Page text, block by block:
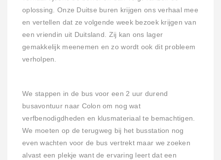
oplossing. Onze Duitse buren krijgen ons verhaal mee
en vertellen dat ze volgende week bezoek krijgen van
een vriendin uit Duitsland. Zij kan ons lager
gemakkelijk meenemen en zo wordt ook dit probleem
verholpen.
We stappen in de bus voor een 2 uur durend
busavontuur naar Colon om nog wat
verfbenodigdheden en klusmateriaal te bemachtigen.
We moeten op de terugweg bij het busstation nog
even wachten voor de bus vertrekt maar we zoeken
alvast een plekje want de ervaring leert dat een